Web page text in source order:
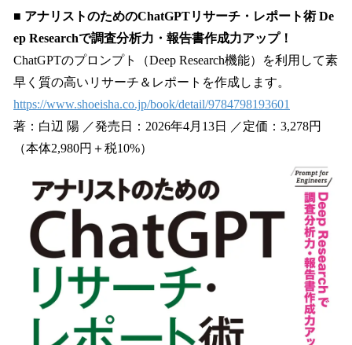
■ アナリストのためのChatGPTリサーチ・レポート術 De
ep Researchで調査分析力・報告書作成力アップ！
ChatGPTのプロンプト（Deep Research機能）を利用して素
早く質の高いリサーチ＆レポートを作成します。
https://www.shoeisha.co.jp/book/detail/9784798193601
著：白辺 陽 ／発売日：2026年4月13日 ／定価：3,278円
（本体2,980円＋税10%）